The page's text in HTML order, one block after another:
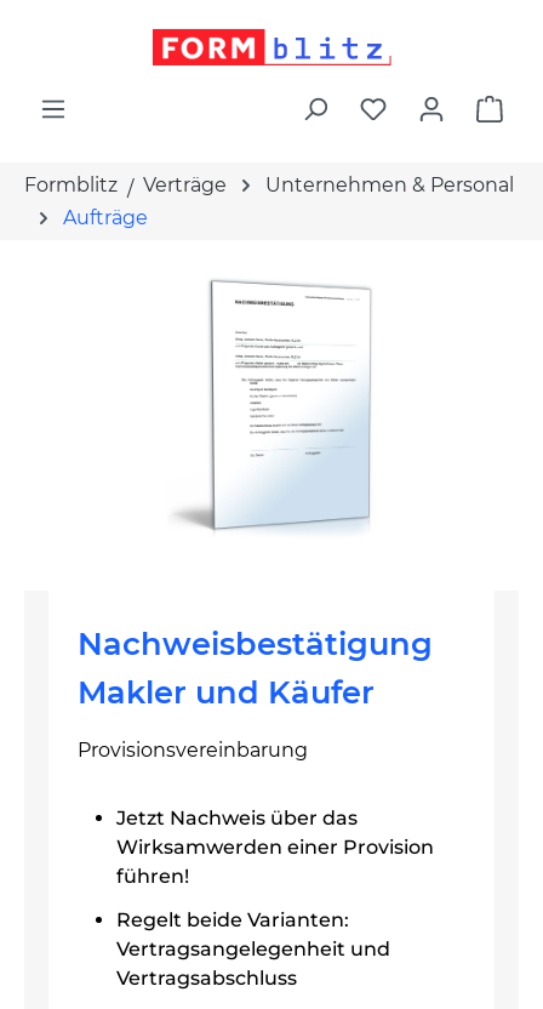
Formblitz Verträge
Unternehmen & Personal
Aufträge
Nachweisbestätigung
Makler und Käufer
Provisionsvereinbarung
Jetzt Nachweis über das
Wirksamwerden einer Provision
führen!
Regelt beide Varianten:
Vertragsangelegenheit und
Vertragsabschluss